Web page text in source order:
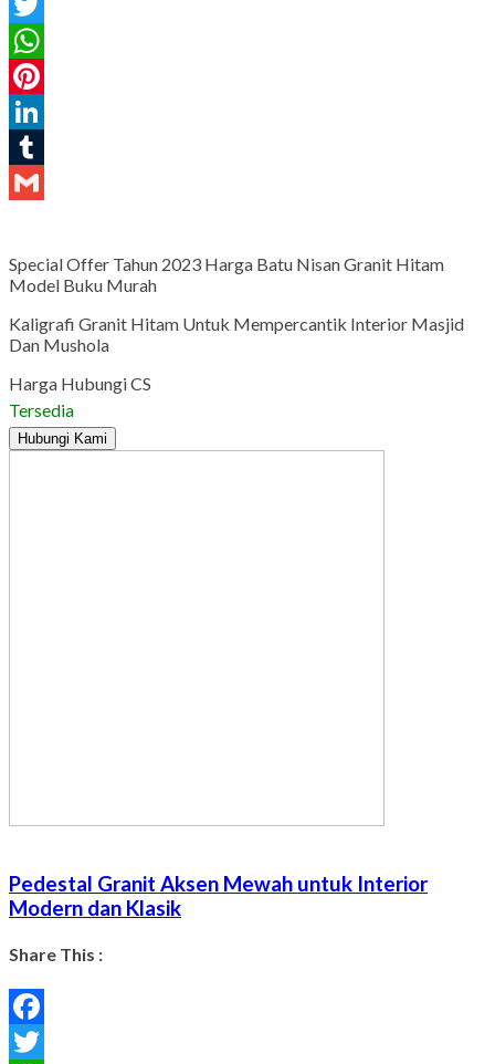
Facebook
Twitter
WhatsApp
Pinterest
LinkedIn
Tumblr
Special Offer Tahun 2023 Harga Batu Nisan Granit Hitam
Model Buku Murah
Kaligrafi Granit Hitam Untuk Mempercantik Interior Masjid
Dan Mushola
Harga Hubungi CS
Tersedia
Hubungi Kami
Pedestal Granit Aksen Mewah untuk Interior
Modern dan Klasik
Share This :
Facebook